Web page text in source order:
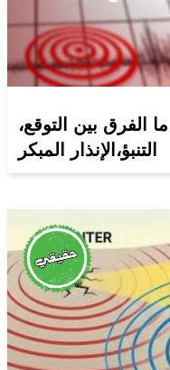
الفرق بين التوقع،
التنبؤ،الإنذار المبكر